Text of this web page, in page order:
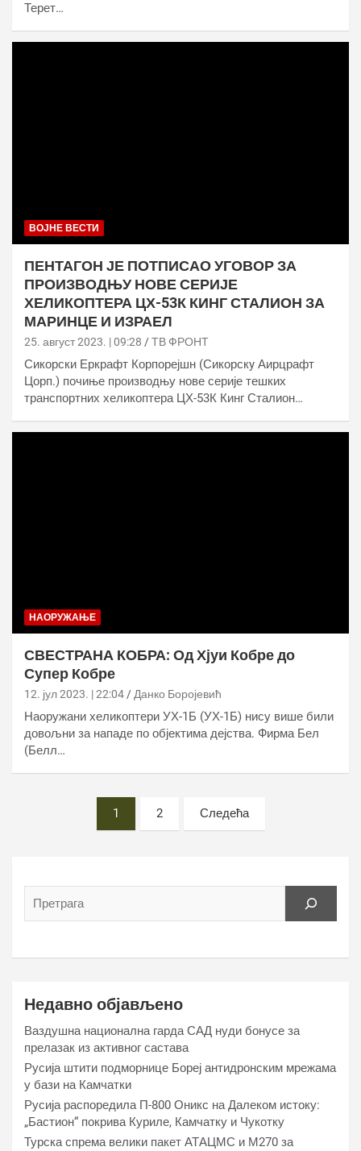
Терет…
ВОЈНЕ ВЕСТИ
ПЕНТАГОН ЈЕ ПОТПИСАО УГОВОР ЗА
ПРОИЗВОДЊУ НОВЕ СЕРИЈЕ
ХЕЛИКОПТЕРА ЦХ-53К КИНГ СТАЛИОН ЗА
МАРИНЦЕ И ИЗРАЕЛ
25. август 2023. | 09:28 ТВ ФРОНТ
Сикорски Еркрафт Корпорејшн (Сикорскy Аирцрафт
Цорп.) почиње производњу нове серије тешких
транспортних хеликоптера ЦХ-53К Кинг Сталион…
НАОРУЖАЊЕ
СВЕСТРАНА КОБРА: Од Хјуи Кобре до
Супер Кобре
12. јул 2023. | 22:04 Данко Боројевић
Наоружани хеликоптери УХ-1Б (УХ-1Б) нису више били
довољни за нападе по објектима дејства. Фирма Бел
(Белл…
пагинатион
1 2 Следећа
Недавно објављено
Ваздушна национална гарда САД нуди бонусе за
прелазак из активног састава
Русија штити подморнице Бореј антидронским мрежама
у бази на Камчатки
Русија распоредила П-800 Оникс на Далеком истоку:
„Бастион“ покрива Куриле, Камчатку и Чукотку
Турска спрема велики пакет АТАЦМС и М270 за